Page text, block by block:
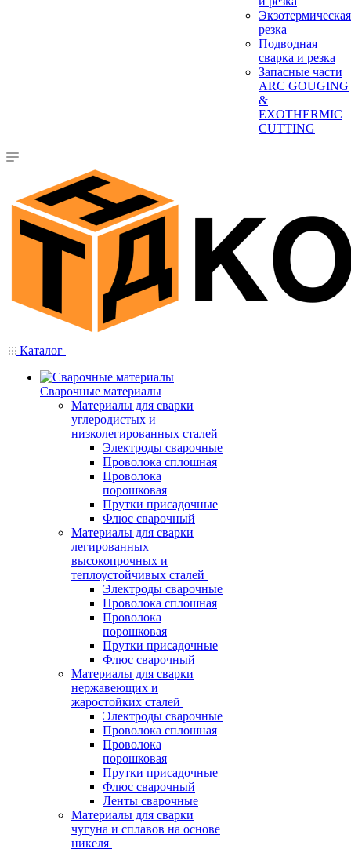
Экзотермическая
резка
Подводная
сварка и резка
Запасные части
ARC GOUGING
&
EXOTHERMIC
CUTTING
Каталог
Сварочные материалы
Материалы для сварки
углеродистых и
низколегированных сталей
Электроды сварочные
Проволока сплошная
Проволока
порошковая
Прутки присадочные
Флюс сварочный
Материалы для сварки
легированных
высокопрочных и
теплоустойчивых сталей
Электроды сварочные
Проволока сплошная
Проволока
порошковая
Прутки присадочные
Флюс сварочный
Материалы для сварки
нержавеющих и
жаростойких сталей
Электроды сварочные
Проволока сплошная
Проволока
порошковая
Прутки присадочные
Флюс сварочный
Ленты сварочные
Материалы для сварки
чугуна и сплавов на основе
никеля